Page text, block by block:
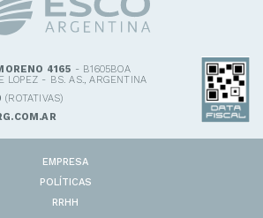
4165 - B1605BOA
LOPEZ - BS. AS., ARGENTINA
(ROTATIVAS)
EMPRESA
POLÍTICAS
RRHH